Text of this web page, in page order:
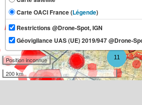
11
109
Carte OACI France (Légende)
Restrictions @Drone-Spot, IGN
Géovigilance UAS (UE) 2019/947 @Drone-
Position inconnue
200 km